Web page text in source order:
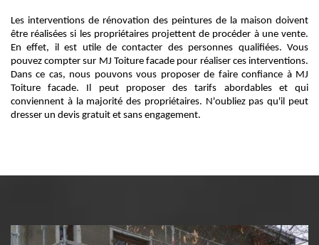
Les interventions de rénovation des peintures de la maison doivent
être réalisées si les propriétaires projettent de procéder à une vente.
En effet, il est utile de contacter des personnes qualifiées. Vous
pouvez compter sur MJ Toiture facade pour réaliser ces interventions.
Dans ce cas, nous pouvons vous proposer de faire confiance à MJ
Toiture facade. Il peut proposer des tarifs abordables et qui
conviennent à la majorité des propriétaires. N'oubliez pas qu'il peut
dresser un devis gratuit et sans engagement.